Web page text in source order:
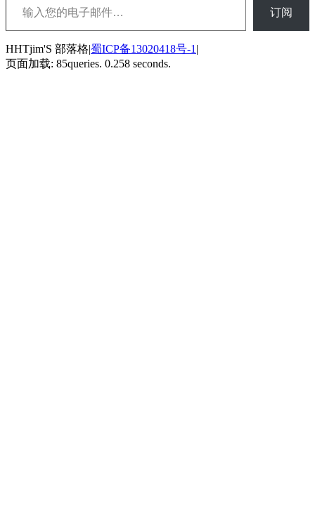
订阅
HHTjim'S 部落格|蜀ICP备13020418号-1 |
页面加载: 85queries. 0.258 seconds.